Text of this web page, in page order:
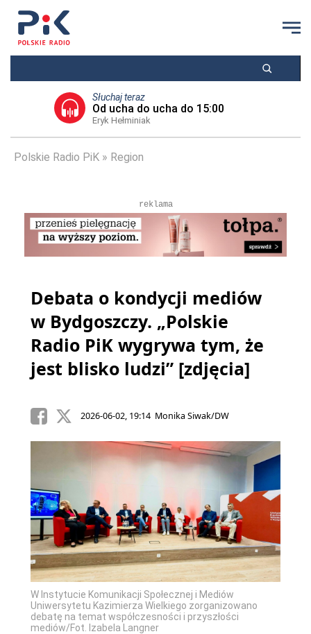
Słuchaj teraz
Od ucha do ucha do 15:00
Eryk Hełminiak
Polskie Radio PiK Region
reklama
Debata o kondycji mediów
w Bydgoszczy. „Polskie
Radio PiK wygrywa tym, że
jest blisko ludzi” [zdjęcia]
2026-06-02, 19:14 Monika Siwak/DW
W Instytucie Komunikacji Społecznej i Mediów
Uniwersytetu Kazimierza Wielkiego zorganizowano
debatę na temat współczesności i przyszłości
mediów/Fot. Izabela Langner